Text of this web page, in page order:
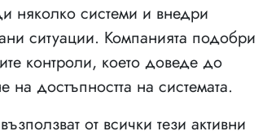
няколко системи и внедри
ситуации. Компанията подобри
контроли, което доведе до
достъпността на системата.
от всички тези активни